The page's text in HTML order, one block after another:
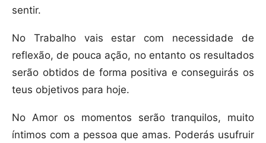
sentir.
No Trabalho vais estar com necessidade de
reflexão, de pouca ação, no entanto os resultados
serão obtidos de forma positiva e conseguirás os
teus objetivos para hoje.
No Amor os momentos serão tranquilos, muito
íntimos com a pessoa que amas. Poderás usufruir